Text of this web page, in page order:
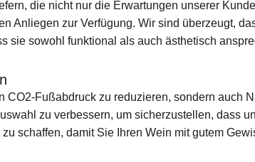
die nicht nur die Erwartungen unserer
Anliegen zur Verfügung. Wir sind überzeugt,
sie sowohl funktional als auch ästhetisch
CO2-Fußabdruck zu reduzieren, sondern
zu verbessern, um sicherzustellen, dass
schaffen, damit Sie Ihren Wein mit gutem